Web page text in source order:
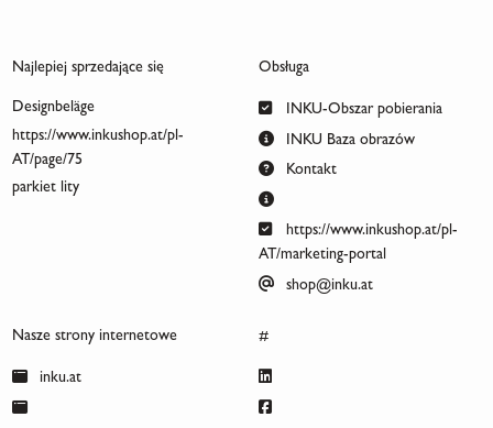
Najlepiej sprzedające się
Designbeläge
https://www.inkushop.at/pl-
AT/page/75
parkiet lity
Obsługa
INKU-Obszar pobierania
INKU Baza obrazów
Kontakt
https://www.inkushop.at/pl-
AT/marketing-portal
shop@inku.at
Nasze strony internetowe
inku.at
#